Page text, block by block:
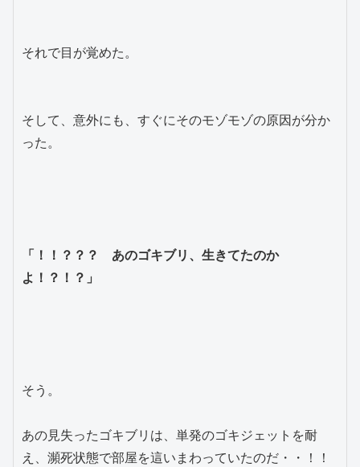
それで目が覚めた。
そして、意外にも、すぐにそのモゾモゾの原因が分か
った。
「！！？？？　あのゴキブリ、生きてたのか
よ！？！？」
そう。
あの見失ったゴキブリは、単発のゴキジェットを耐
え、瀕死状態で部屋を這いまわっていたのだ・・！！